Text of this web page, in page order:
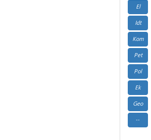
El
Idt
Kom
Pet
Pol
Ek
Geo
--